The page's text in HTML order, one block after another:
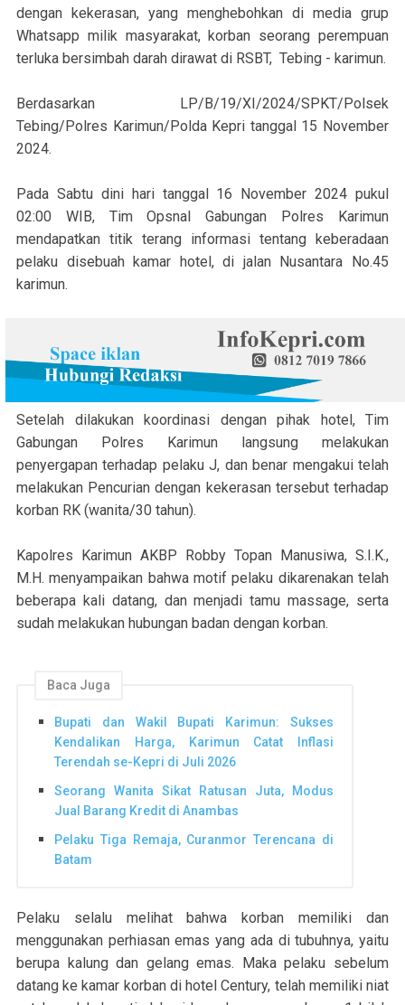
dengan kekerasan, yang menghebohkan di media grup
Whatsapp milik masyarakat, korban seorang perempuan
terluka bersimbah darah dirawat di RSBT, Tebing - karimun.
Berdasarkan LP/B/19/XI/2024/SPKT/Polsek
Tebing/Polres Karimun/Polda Kepri tanggal 15 November
2024.
Pada Sabtu dini hari tanggal 16 November 2024 pukul
02:00 WIB, Tim Opsnal Gabungan Polres Karimun
mendapatkan titik terang informasi tentang keberadaan
pelaku disebuah kamar hotel, di jalan Nusantara No.45
karimun.
Setelah dilakukan koordinasi dengan pihak hotel, Tim
Gabungan Polres Karimun langsung melakukan
penyergapan terhadap pelaku J, dan benar mengakui telah
melakukan Pencurian dengan kekerasan tersebut terhadap
korban RK (wanita/30 tahun).
Kapolres Karimun AKBP Robby Topan Manusiwa, S.I.K.,
M.H. menyampaikan bahwa motif pelaku dikarenakan telah
beberapa kali datang, dan menjadi tamu massage, serta
sudah melakukan hubungan badan dengan korban.
Baca Juga
Bupati dan Wakil Bupati Karimun: Sukses
Kendalikan Harga, Karimun Catat Inflasi
Terendah se-Kepri di Juli 2026
Seorang Wanita Sikat Ratusan Juta, Modus
Jual Barang Kredit di Anambas
Pelaku Tiga Remaja, Curanmor Terencana di
Batam
Pelaku selalu melihat bahwa korban memiliki dan
menggunakan perhiasan emas yang ada di tubuhnya, yaitu
berupa kalung dan gelang emas. Maka pelaku sebelum
datang ke kamar korban di hotel Century, telah memiliki niat